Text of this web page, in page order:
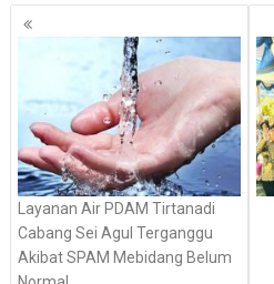
Navigasi
pos
Layanan Air PDAM Tirtanadi
Cabang Sei Agul Terganggu
Akibat SPAM Mebidang Belum